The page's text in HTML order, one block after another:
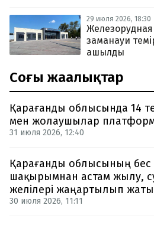
29 июля 2026, 18:30
заманауи
ашылды
Соңғы жаңалықтар
Қарағанды облысында 14
мен жолаушылар
31 июля 2026, 12:40
Қарағанды облысының бес
шақырымнан астам жылу,
желілері жаңартылып
30 июля 2026, 11:11